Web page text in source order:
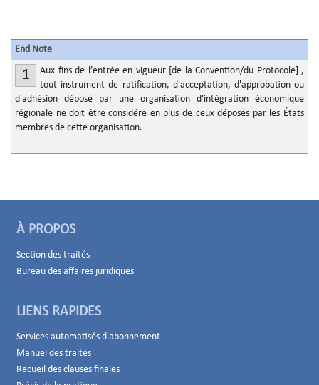
End Note
1
Aux fins de l’entrée en vigueur [de la Convention/du Protocole] ,
tout instrument de ratification, d'acceptation, d'approbation ou
d'adhésion déposé par une organisation d'intégration économique
régionale ne doit être considéré en plus de ceux déposés par les États
membres de cette organisation.
À PROPOS
Section des traités
Bureau des affaires juridiques
LIENS RAPIDES
Services automatisés d'abonnement
Manuel des traités
Recueil des clauses finales